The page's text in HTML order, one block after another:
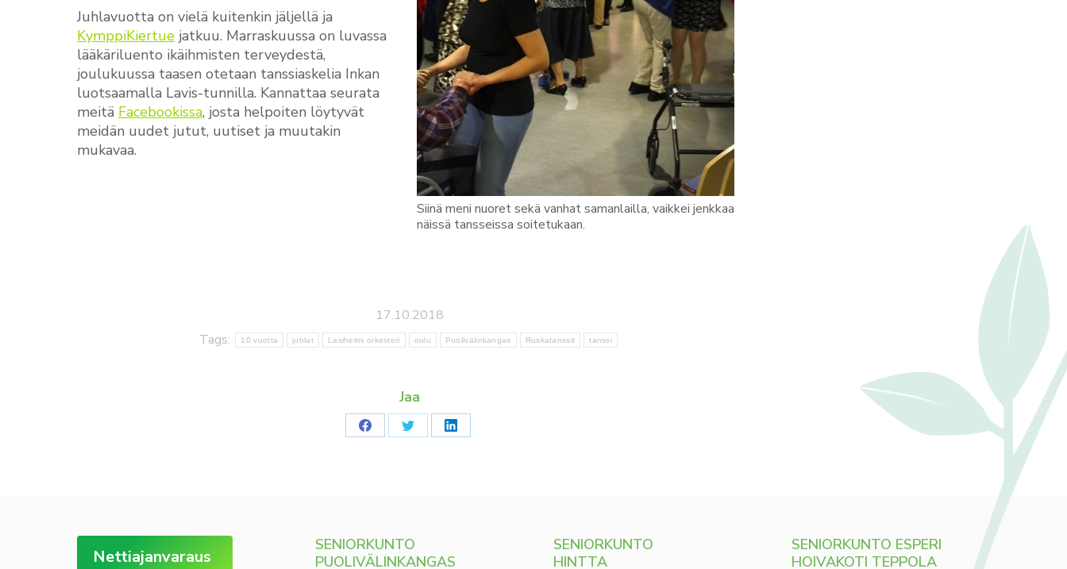
Siinä meni nuoret sekä vanhat samanlailla, vaikkei jenkkaa
näissä tansseissa soitetukaan.
Juhlavuotta on vielä kuitenkin jäljellä ja
KymppiKiertue jatkuu. Marraskuussa on luvassa
lääkäriluento ikäihmisten terveydestä,
joulukuussa taasen otetaan tanssiaskelia Inkan
luotsaamalla Lavis-tunnilla. Kannattaa seurata
meitä Facebookissa, josta helpoiten löytyvät
meidän uudet jutut, uutiset ja muutakin
mukavaa.
17.10.2018
Tags:
10 vuotta juhlat Lasihelmi orkesteri oulu Puolivälinkangas Ruskatanssit tanssi
Jaa
Share
Share
Share
Nettiajanvaraus
SENIORKUNTO
PUOLIVÄLINKANGAS
SENIORKUNTO
HINTTA
SENIORKUNTO ESPERI
HOIVAKOTI TEPPOLA